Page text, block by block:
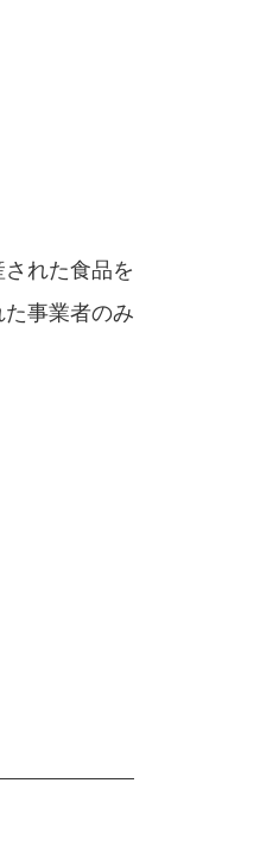
れた食品を
事業者のみ